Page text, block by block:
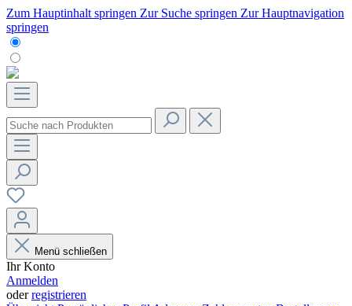
Zum Hauptinhalt springen Zur Suche springen Zur Hauptnavigation
springen
Menü schließen
Ihr Konto
Anmelden
oderregistrieren